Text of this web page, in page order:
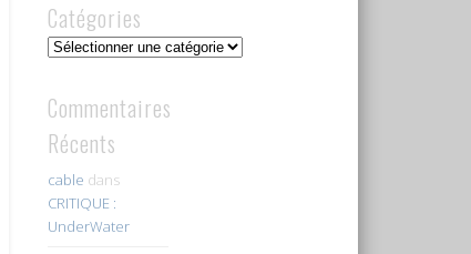
Catégories
Catégories
Commentaires
Récents
cable dans
CRITIQUE :
UnderWater